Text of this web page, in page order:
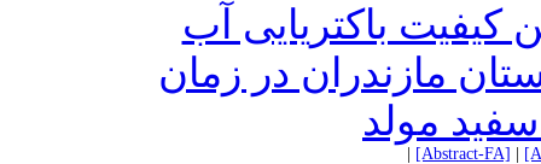
کیفیت باکتریایی آب
مازندران در زمان
مولد
[Abstract-FA]